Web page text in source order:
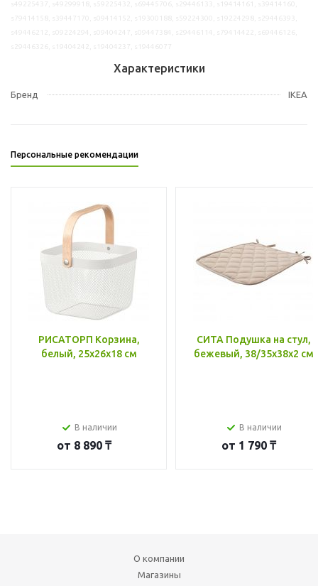
Характеристики
Бренд IKEA
Персональные рекомендации
РИСАТОРП Корзина,
белый, 25x26x18 см
В наличии
от 8 890 ₸
СИТА Подушка на стул,
бежевый, 38/35x38x2 см
В наличии
от 1 790 ₸
О компании
Магазины